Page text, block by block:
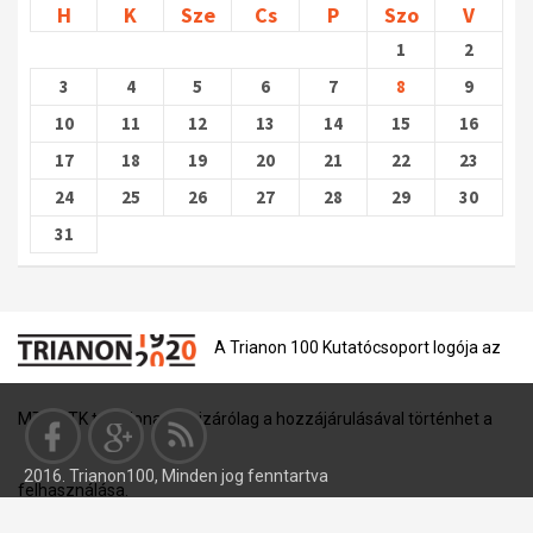
H K Sze Cs P Szo V
1
2
3
4 5 6 7 8
9
10
11 12 13 14 15
16
17
18 19 20 21 22
23
24
25 26 27 28 29
30
31
A Trianon 100 Kutatócsoport logója az
MTA BTK tulajdona, és kizárólag a hozzájárulásával történhet a
felhasználása.
2016. Trianon100, Minden jog fenntartva